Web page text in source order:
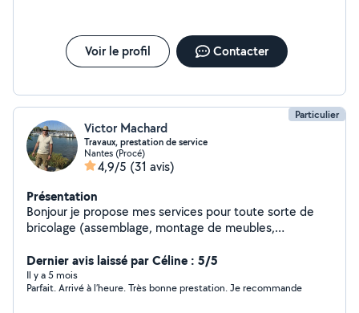
Voir le profil Contacter
Particulier
Victor Machard
Travaux, prestation de service
Nantes (Procé)
4,9/5 (31 avis)
Présentation
Bonjour je propose mes services pour toute sorte de
bricolage (assemblage, montage de meubles,
l'installation de prises électriques. Je serai ravi de vous
aider, hésitez pas a me contacter pour tout
renseignements
Dernier avis laissé par Céline : 5/5
Il y a 5 mois
Parfait. Arrivé à l’heure. Très bonne prestation. Je recommande